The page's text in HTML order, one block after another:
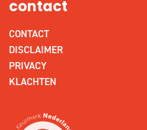
contact
CONTACT
DISCLAIMER
PRIVACY
KLACHTEN